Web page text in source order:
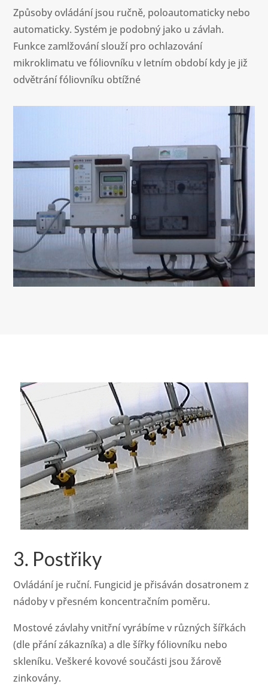
Způsoby ovládání jsou ručně, poloautomaticky nebo
automaticky. Systém je podobný jako u závlah.
Funkce zamlžování slouží pro ochlazování
mikroklimatu ve fóliovníku v letním období kdy je již
odvětrání fóliovníku obtížné
3. Postřiky
Ovládání je ruční. Fungicid je přisáván dosatronem z
nádoby v přesném koncentračním poměru.
Mostové závlahy vnitřní vyrábíme v různých šířkách
(dle přání zákazníka) a dle šířky fóliovníku nebo
skleníku. Veškeré kovové součásti jsou žárově
zinkovány.